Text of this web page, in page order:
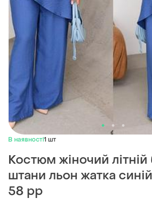
В наявності1 шт
Костюм жіночий літній
штани льон жатка
58 рр